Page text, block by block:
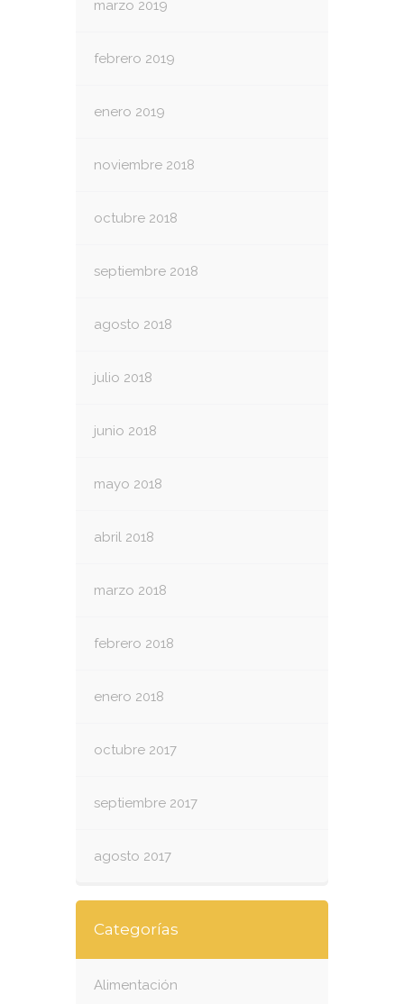
marzo 2019
febrero 2019
enero 2019
noviembre 2018
octubre 2018
septiembre 2018
agosto 2018
julio 2018
junio 2018
mayo 2018
abril 2018
marzo 2018
febrero 2018
enero 2018
octubre 2017
septiembre 2017
agosto 2017
Categorías
Alimentación